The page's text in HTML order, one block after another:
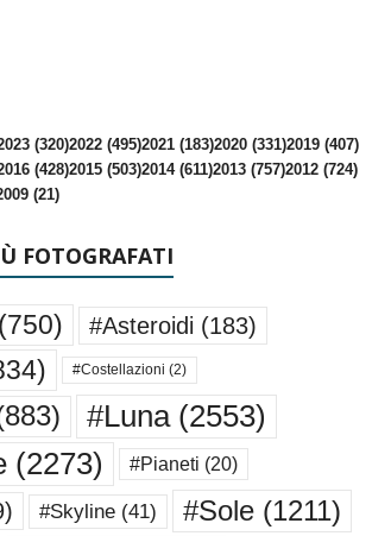
(320)2022 (495)2021 (183)2020 (331)2019 (407)
(428)2015 (503)2014 (611)2013 (757)2012 (724)
(21)
FOTOGRAFATI
(750) #Asteroidi (183)
#Costellazioni (2)
#Luna(2553)
(2273) #Pianeti (20)
#Skyline (41) #Sole (1211)